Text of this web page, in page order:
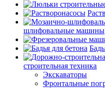
шлифовальные машины
строительная техника
Экскаваторы
Фронтальные